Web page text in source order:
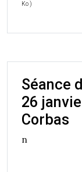
Ko )
Séance
26
Corbas
n